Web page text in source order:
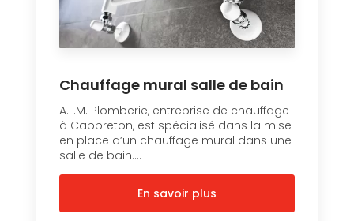
Chauffage mural salle de bain
A.L.M. Plomberie, entreprise de chauffage
à Capbreton, est spécialisé dans la mise
en place d’un chauffage mural dans une
salle de bain....
En savoir plus